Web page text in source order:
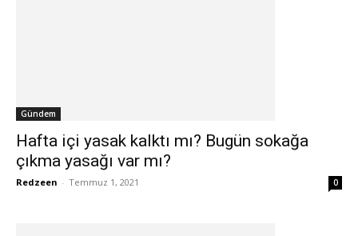
Gündem
Hafta içi yasak kalktı mı? Bugün sokağa
çıkma yasağı var mı?
Redzeen - Temmuz 1, 2021 0